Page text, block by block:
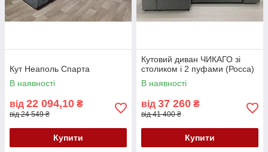
Кут Неаполь Спарта
В наявності
від 22 094,10 ₴
від 24 549 ₴
Купити
Кутовий диван ЧИКАГО зі
столиком і 2 пуфами (Росса)
В наявності
від 37 260 ₴
від 41 400 ₴
Купити